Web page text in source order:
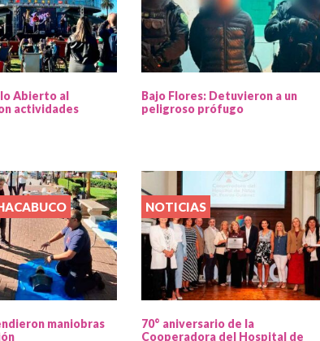
Abierto al
actividades
Bajo Flores: Detuvieron a un
peligroso prófugo
maniobras
NOTICIAS
70° aniversario de la
Cooperadora del Hospital de